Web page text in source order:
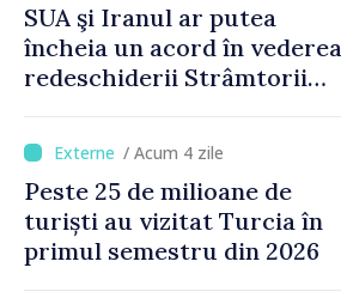
SUA şi Iranul ar putea
încheia un acord în vederea
redeschiderii Strâmtorii
anunţă secretarul american
al Trezoreriei
/ Acum 4 zile
Peste 25 de milioane de
turiști au vizitat Turcia în
primul semestru din 2026